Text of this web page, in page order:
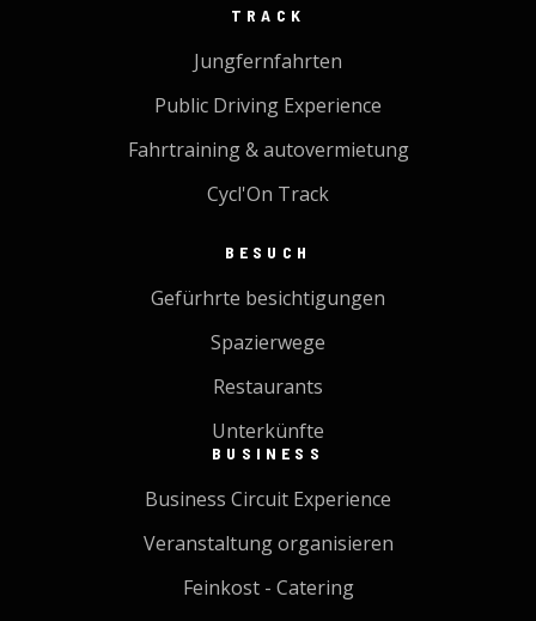
TRACK
Jungfernfahrten
Public Driving Experience
Fahrtraining & autovermietung
Cycl'On Track
BESUCH
Gefürhrte besichtigungen
Spazierwege
Restaurants
Unterkünfte
BUSINESS
Business Circuit Experience
Veranstaltung organisieren
Feinkost - Catering